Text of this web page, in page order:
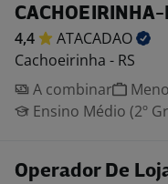
CACHOEIRINHA-
4,4
ATACADAO
Cachoeirinha - RS
A combinar
Ensino Médio (2º
Operador De